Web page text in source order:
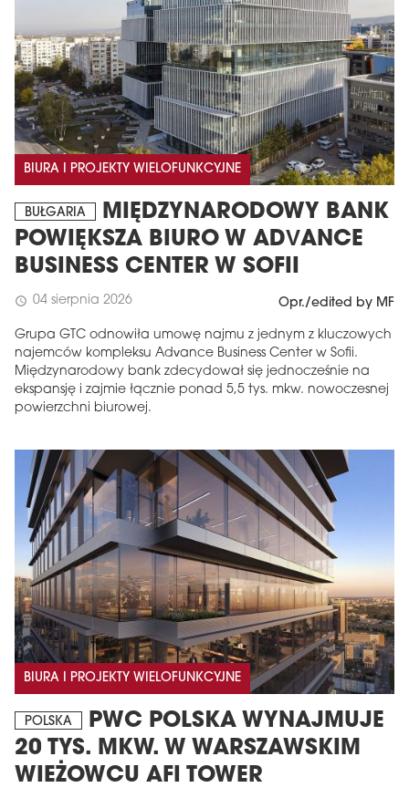
BIURA I PROJEKTY WIELOFUNKCYJNE
BUŁGARIA
MIĘDZYNARODOWY BANK
POWIĘKSZA BIURO W ADVANCE
BUSINESS CENTER W SOFII
schedule 04 sierpnia 2026 Opr./edited by MF
Grupa GTC odnowiła umowę najmu z jednym z kluczowych
najemców kompleksu Advance Business Center w Sofii.
Międzynarodowy bank zdecydował się jednocześnie na
ekspansję i zajmie łącznie ponad 5,5 tys. mkw. nowoczesnej
powierzchni biurowej.
BIURA I PROJEKTY WIELOFUNKCYJNE
POLSKA
PWC POLSKA WYNAJMUJE
20 TYS. MKW. W WARSZAWSKIM
WIEŻOWCU AFI TOWER